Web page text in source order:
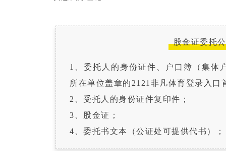
股金证委托
1、委托人的身份证件、户口簿（集体
所在单位盖章的2121非凡体育登录入口
2、受托人的身份证件复印件；
3、股金证；
4、委托书文本（公证处可提供代书）；